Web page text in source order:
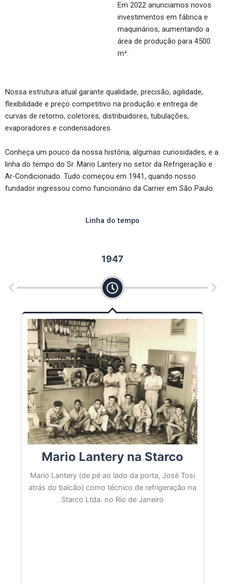
Em 2022 anunciamos novos
investimentos em fábrica e
maquinários, aumentando a
área de produção para 4500
m².
Nossa estrutura atual garante qualidade, precisão, agilidade,
flexibilidade e preço competitivo na produção e entrega de
curvas de retorno, coletores, distribuidores, tubulações,
evaporadores e condensadores.
Conheça um pouco da nossa história, algumas curiosidades, e a
linha do tempo do Sr. Mario Lantery no setor da Refrigeração e
Ar-Condicionado. Tudo começou em 1941, quando nosso
fundador ingressou como funcionário da Carrier em São Paulo.
Linha do tempo
1947
Mario Lantery na Starco
Mario Lantery (de pé ao lado da porta, José Tosi
atrás do balcão) como técnico de refrigeração na
Starco Ltda. no Rio de Janeiro